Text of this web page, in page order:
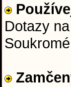
Dotazy